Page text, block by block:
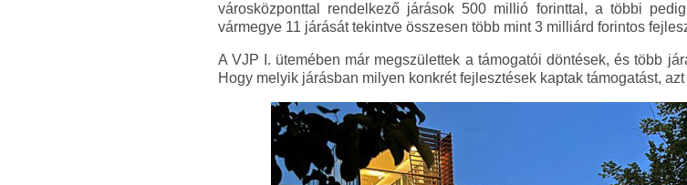
városközponttal rendelkező járások 500 millió forinttal, a többi
vármegye 11 járását tekintve összesen több mint 3 milliárd forintos
A VJP I. ütemében már megszülettek a támogatói döntések, és több
Hogy melyik járásban milyen konkrét fejlesztések kaptak támogatást, azt